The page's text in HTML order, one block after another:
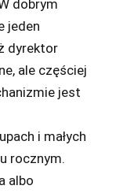
dobrym
jeden
dyrektor
ale częściej
jest
i małych
rocznym.
albo